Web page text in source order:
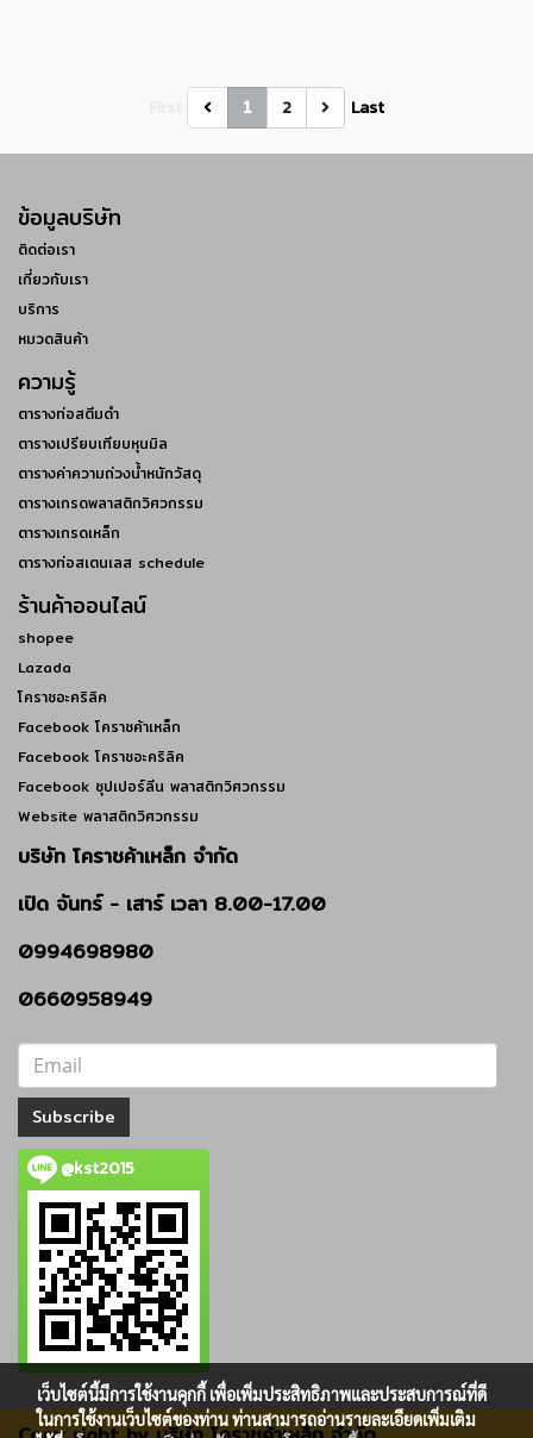
1 2 Last
ข้อมูลบริษัท
ติดต่อเรา
เกี่ยวกับเรา
บริการ
หมวดสินค้า
ความรู้
ตารางท่อสตีมดำ
ตารางเปรียบเทียบหุนมิล
ตารางค่าความถ่วงน้ำหนักวัสดุ
ตารางเกรดพลาสติกวิศวกรรม
ตารางเกรดเหล็ก
ตารางท่อสเตนเลส schedule
ร้านค้าออนไลน์
shopee
Lazada
โคราชอะคริลิค
Facebook โคราชค้าเหล็ก
Facebook โคราชอะคริลิค
Facebook ซุปเปอร์ลีน พลาสติกวิศวกรรม
Website พลาสติกวิศวกรรม
บริษัท โคราชค้าเหล็ก จำกัด
เปิด จันทร์ - เสาร์ เวลา 8.00-17.00
0994698980
0660958949
Subscribe
@kst2015
เว็บไซต์นี้มีการใช้งานคุกกี้ เพื่อเพิ่มประสิทธิภาพและประสบการณ์ที่ดี
ในการใช้งานเว็บไซต์ของท่าน ท่านสามารถอ่านรายละเอียดเพิ่มเติม